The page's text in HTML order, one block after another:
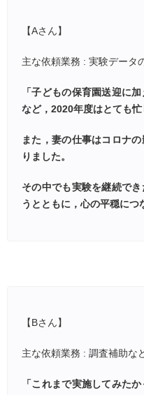
【Aさん】
主な依頼業務 : 実験データ
「子どもの保育園送迎に
など，2020年度はとても忙
また，妻の仕事はコロナ
りました。
その中でも実験を継続で
うとともに，心の平穏につ
【Bさん】
主な依頼業務 : 調査補助な
「これまで実施してみた